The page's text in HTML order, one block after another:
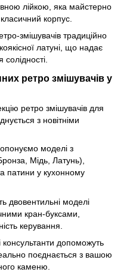
лійкою, яка майстерно
корпус.
змішувачів традиційно
латуні, що надає
солідності.
ретро змішувачів у
ретро змішувачів для
з новітніми
моделі з
Мідь, Латунь),
патини у кухонному
двовентильні моделі
кран-буксами,
керування.
допоможуть
поєднається з вашою
каменю.